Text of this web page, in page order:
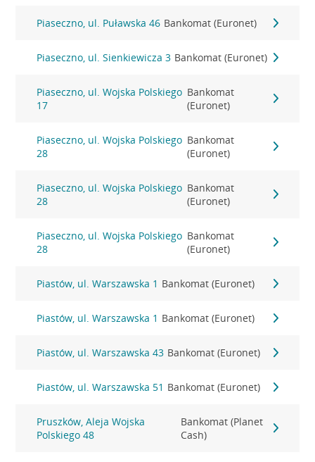
Piaseczno, ul. Puławska 46 Bankomat (Euronet)
Piaseczno, ul. Sienkiewicza 3 Bankomat (Euronet)
Piaseczno, ul. Wojska Polskiego
17
Bankomat
(Euronet)
Piaseczno, ul. Wojska Polskiego
28
Bankomat
(Euronet)
Piaseczno, ul. Wojska Polskiego
28
Bankomat
(Euronet)
Piaseczno, ul. Wojska Polskiego
28
Bankomat
(Euronet)
Piastów, ul. Warszawska 1 Bankomat (Euronet)
Piastów, ul. Warszawska 1 Bankomat (Euronet)
Piastów, ul. Warszawska 43 Bankomat (Euronet)
Piastów, ul. Warszawska 51 Bankomat (Euronet)
Pruszków, Aleja Wojska
Polskiego 48
Bankomat (Planet
Cash)